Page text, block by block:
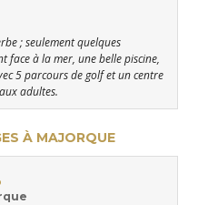
; seulement quelques
face à la mer, une belle piscine,
5 parcours de golf et un centre
adultes.
À MAJORQUE